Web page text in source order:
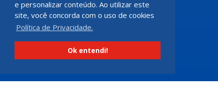
e personalizar conteúdo. Ao utilizar este
site, você concorda com o uso de cookies
Política de Privacidade.
Ok entendi!
Rua Rio de Janeiro, 150 - Sala 102
CEP: 84070-060 - Nova Rússia
Ponta Grossa \ PR